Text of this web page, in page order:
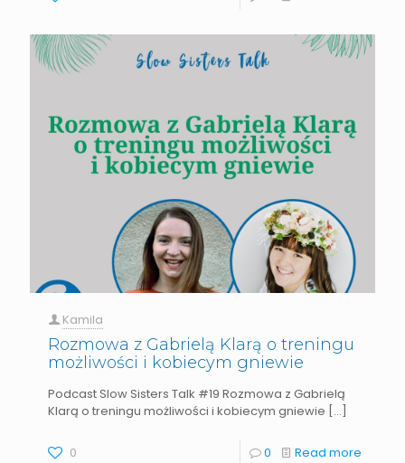
Kamila
Rozmowa z Gabrielą Klarą o treningu
możliwości i kobiecym gniewie
Podcast Slow Sisters Talk #19 Rozmowa z Gabrielą
Klarą o treningu możliwości i kobiecym gniewie […]
0 0 Read more